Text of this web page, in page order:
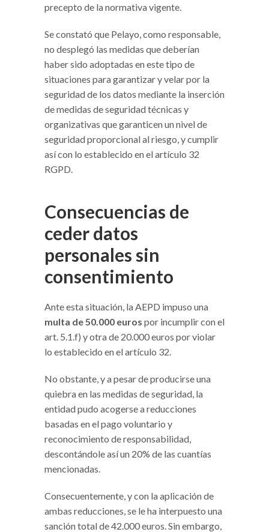
precepto de la normativa vigente.
Se constató que Pelayo, como responsable,
no desplegó las medidas que deberían
haber sido adoptadas en este tipo de
situaciones para garantizar y velar por la
seguridad de los datos mediante la inserción
de medidas de seguridad técnicas y
organizativas que garanticen un nivel de
seguridad proporcional al riesgo, y cumplir
así con lo establecido en el artículo 32
RGPD.
Consecuencias de
ceder datos
personales sin
consentimiento
Ante esta situación, la AEPD impuso una
multa de 50.000 euros por incumplir con el
art. 5.1.f) y otra de 20.000 euros por violar
lo establecido en el artículo 32.
No obstante, y a pesar de producirse una
quiebra en las medidas de seguridad, la
entidad pudo acogerse a reducciones
basadas en el pago voluntario y
reconocimiento de responsabilidad,
descontándole así un 20% de las cuantías
mencionadas.
Consecuentemente, y con la aplicación de
ambas reducciones, se le ha interpuesto una
sanción total de 42.000 euros. Sin embargo,